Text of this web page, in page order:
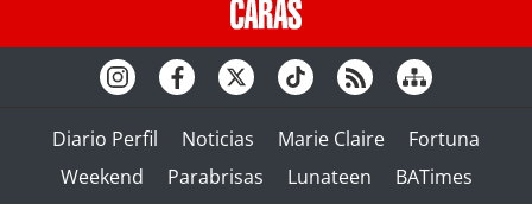
Diario Perfil Noticias Marie Claire
Fortuna
Weekend
Parabrisas Lunateen BATimes